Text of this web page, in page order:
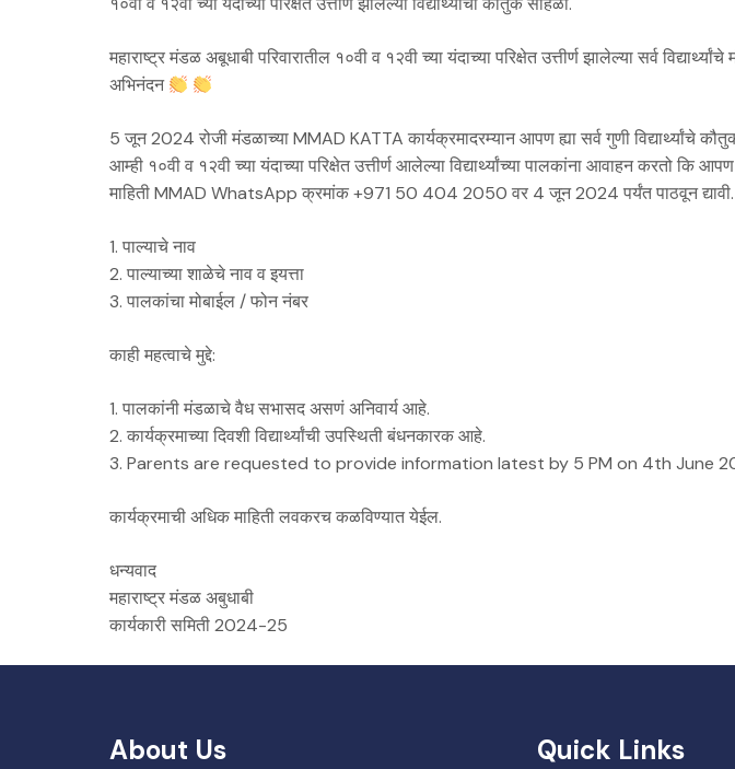
महाराष्ट्र मंडळ अबूधाबी परिवारातील १०वी व १२वी च्या यंदाच्या परिक्षेत उत्तीर्ण झालेल्या सर्व
अभिनंदन
5 जून 2024 रोजी मंडळाच्या MMAD KATTA कार्यक्रमादरम्यान आपण ह्या सर्व गुणी विद्यार्थ्यांचे
आम्ही १०वी व १२वी च्या यंदाच्या परिक्षेत उत्तीर्ण आलेल्या विद्यार्थ्यांच्या पालकांना आवाहन करतो कि
माहिती MMAD WhatsApp क्रमांक +971 50 404 2050 वर 4 जून 2024 पर्यंत पाठवून द्यावी.
1. पाल्याचे नाव
2. पाल्याच्या शाळेचे नाव व इयत्ता
3. पालकांचा मोबाईल / फोन नंबर
काही महत्वाचे मुद्दे:
1. पालकांनी मंडळाचे वैध सभासद असणं अनिवार्य आहे.
2. कार्यक्रमाच्या दिवशी विद्यार्थ्यांची उपस्थिती बंधनकारक आहे.
3. ⁠Parents are requested to provide information latest by 5 PM on 4th June
कार्यक्रमाची अधिक माहिती लवकरच कळविण्यात येईल.
धन्यवाद
महाराष्ट्र मंडळ अबुधाबी
कार्यकारी समिती 2024-25
About Us Quick Links